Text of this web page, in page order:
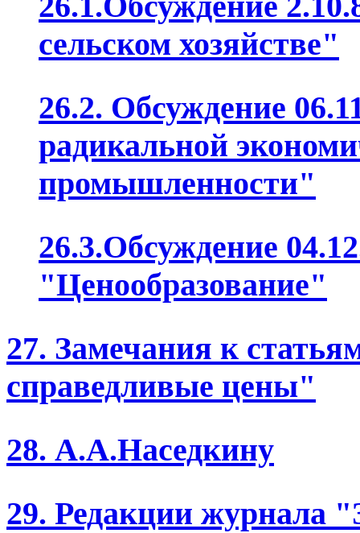
сельском хозяйстве"
26.2. Обсуждение
радикальной
промышленности"
26.3.Обсуждение
"Ценообразование"
27. Замечания к
справедливые цены"
28. А.А.Наседкину
29. Редакции журнала